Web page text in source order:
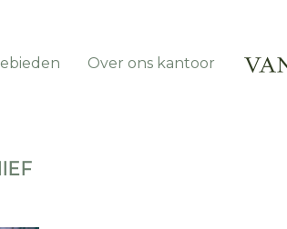
Over ons kantoor